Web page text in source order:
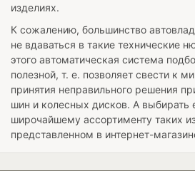
изделиях.
К сожалению, большинство
не вдаваться в такие технические
этого автоматическая система
полезной, т. е. позволяет свести к
принятия неправильного решения
шин и колесных дисков. А выбирать
широчайшему ассортименту таких
представленном в интернет-